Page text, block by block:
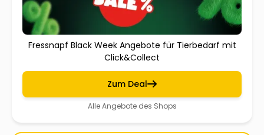
Fressnapf Black Week Angebote für Tierbedarf mit
Click&Collect
Zum Deal
Alle Angebote des Shops